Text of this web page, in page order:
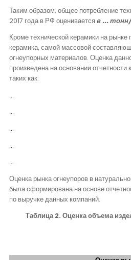
Таким образом, общее потребление
2017 года в РФ оценивается в ...
Кроме технической керамики на рынке
керамика, самой массовой
огнеупорных материалов. Оценка
произведена на основании отчетности
таких как:
…
…
…
…
…
Оценка рынка огнеупоров в
была сформирована на основе
по выручке данных компаний.
Таблица 2. Оценка объема